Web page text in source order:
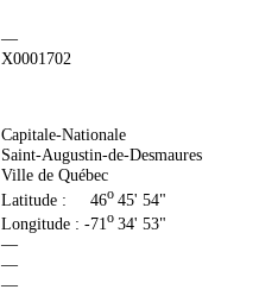
—
X0001702
Capitale-Nationale
Saint-Augustin-de-Desmaures
Ville de Québec
Latitude : 46o 45' 54"
Longitude : -71o 34' 53"
—
—
—